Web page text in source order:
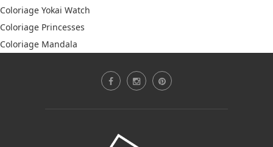
Coloriage Yokai Watch
Coloriage Princesses
Coloriage Mandala